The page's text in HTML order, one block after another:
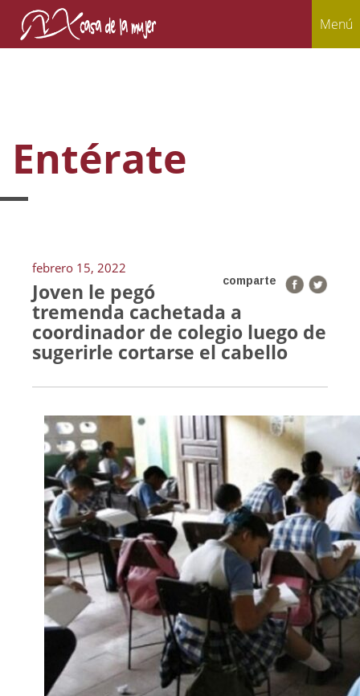
Menú
Entérate
febrero 15, 2022
comparte
Joven le pegó
tremenda cachetada a
coordinador de colegio luego de
sugerirle cortarse el cabello